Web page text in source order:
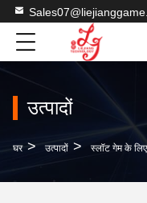
उत्पादों
घर > उत्पादों > स्लॉट गेम के